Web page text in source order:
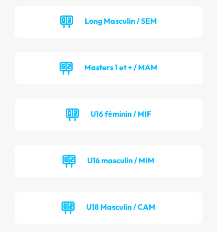
Long Masculin / SEM
Masters 1 et + / MAM
U16 féminin / MIF
U16 masculin / MIM
U18 Masculin / CAM